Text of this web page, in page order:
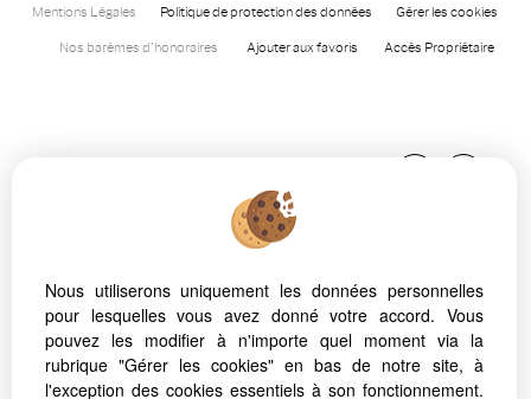
Mentions Légales Politique de protection des données Gérer les cookies
Nos barèmes d'honoraires Ajouter aux favoris Accès Propriétaire
Afin de vous offrir un confort de lecture permanent, depuis
votre PC, votre tablette ou votre smartphone, notre site
s’adapte automatiquement aux différents types d'écrans
Nous utiliserons uniquement les données personnelles
pour lesquelles vous avez donné votre accord. Vous
pouvez les modifier à n'importe quel moment via la
rubrique "Gérer les cookies" en bas de notre site, à
l'exception des cookies essentiels à son fonctionnement.